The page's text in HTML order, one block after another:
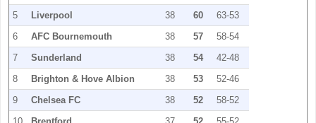
5
Liverpool 38 60
63-53
6
AFC Bournemouth 38 57
58-54
7
Sunderland 38 54
42-48
8
Brighton & Hove Albion 38 53
52-46
9
Chelsea FC 38 52
58-52